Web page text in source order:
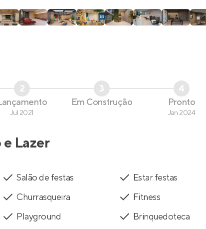
2
Jul 2021
3
Em Construção
4
Pronto
Jan 2024
Lazer
Salão de festas
Estar festas
Churrasqueira
Fitness
Playground
Brinquedoteca